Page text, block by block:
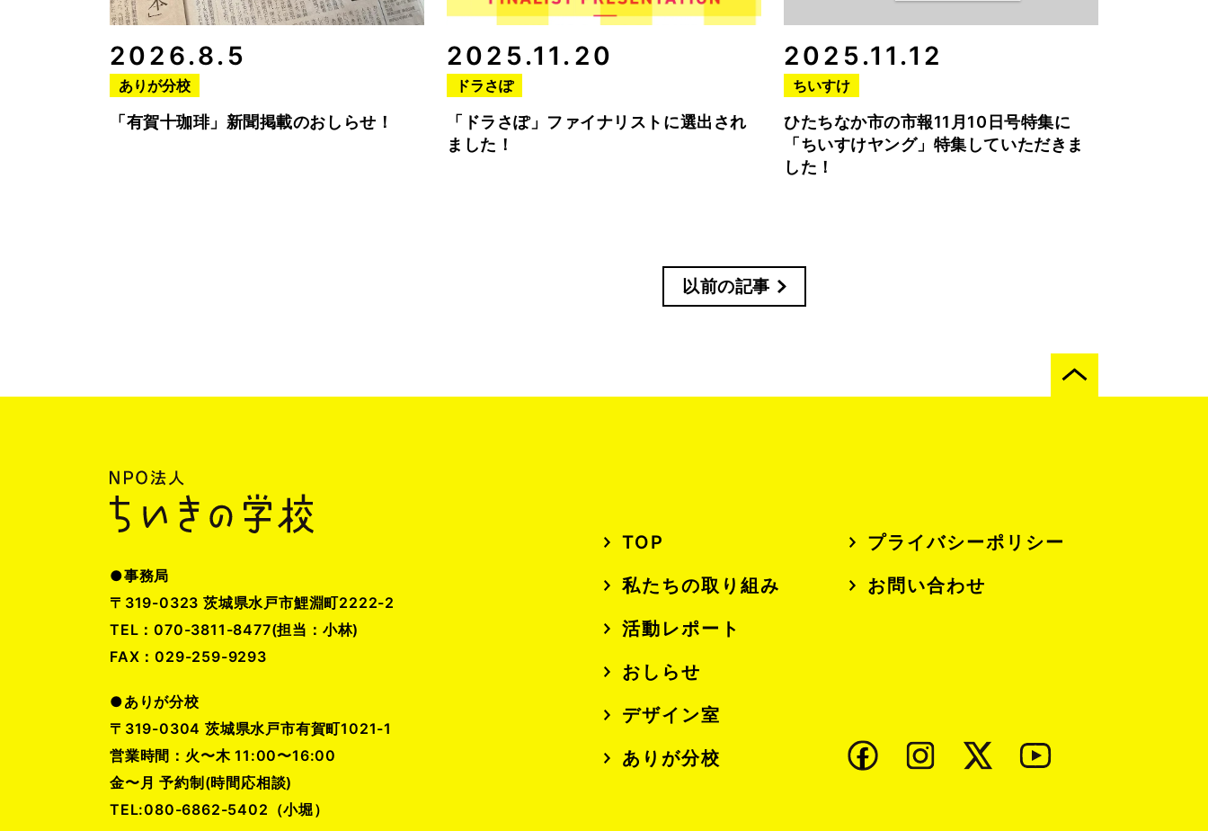
2026.8.5
ありが分校
「有賀十珈琲」新聞掲載のおしらせ！
2025.11.20
ドラさぽ
「ドラさぽ」ファイナリストに選出され
ました！
2025.11.12
ちいすけ
ひたちなか市の市報11月10日号特集に
「ちいすけヤング」特集していただきま
した！
以前の記事
●事務局
〒319-0323 茨城県水戸市鯉淵町2222-2
TEL：070-3811-8477(担当：小林)
FAX：029-259-9293
●ありが分校
〒319-0304 茨城県水戸市有賀町1021-1
営業時間：火〜木 11:00〜16:00
金〜月 予約制(時間応相談)
TEL:080-6862-5402（小堀）
TOP
私たちの取り組み
活動レポート
おしらせ
デザイン室
ありが分校
プライバシーポリシー
お問い合わせ